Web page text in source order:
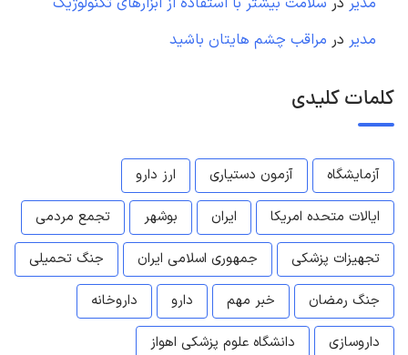
مدیر در مراقب چشم هایتان باشید
کلمات کلیدی
آزمایشگاه آزمون دستیاری
ارز دارو
ایالات متحده امریکا
ایران بوشهر
تجمع مردمی
تجهیزات پزشکی
جمهوری اسلامی ایران
جنگ تحمیلی
جنگ رمضان
خبر مهم دارو
داروخانه
داروسازی
دانشگاه علوم پزشکی اهواز